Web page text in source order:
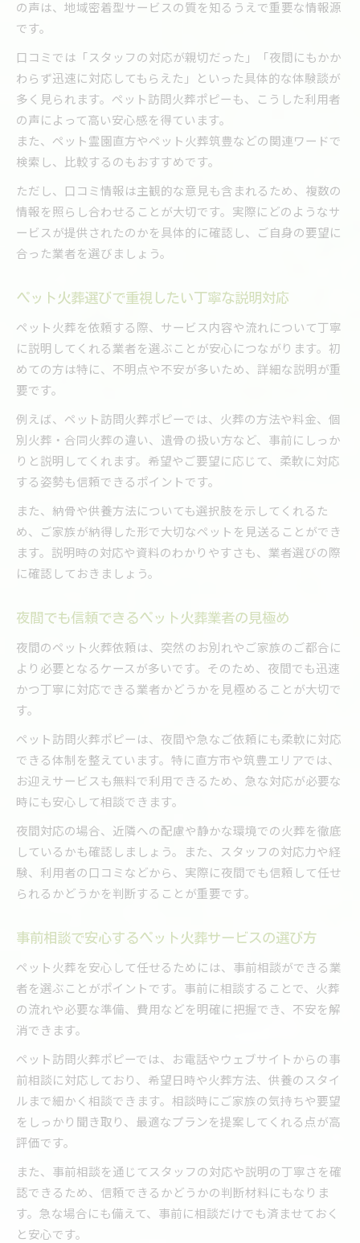
の声は、地域密着型サービスの質を知るうえで重要な情報源
です。
口コミでは「スタッフの対応が親切だった」「夜間にもかか
わらず迅速に対応してもらえた」といった具体的な体験談が
多く見られます。ペット訪問火葬ポピーも、こうした利用者
の声によって高い安心感を得ています。
また、ペット霊園直方やペット火葬筑豊などの関連ワードで
検索し、比較するのもおすすめです。
ただし、口コミ情報は主観的な意見も含まれるため、複数の
情報を照らし合わせることが大切です。実際にどのようなサ
ービスが提供されたのかを具体的に確認し、ご自身の要望に
合った業者を選びましょう。
ペット火葬選びで重視したい丁寧な説明対応
ペット火葬を依頼する際、サービス内容や流れについて丁寧
に説明してくれる業者を選ぶことが安心につながります。初
めての方は特に、不明点や不安が多いため、詳細な説明が重
要です。
例えば、ペット訪問火葬ポピーでは、火葬の方法や料金、個
別火葬・合同火葬の違い、遺骨の扱い方など、事前にしっか
りと説明してくれます。希望やご要望に応じて、柔軟に対応
する姿勢も信頼できるポイントです。
また、納骨や供養方法についても選択肢を示してくれるた
め、ご家族が納得した形で大切なペットを見送ることができ
ます。説明時の対応や資料のわかりやすさも、業者選びの際
に確認しておきましょう。
夜間でも信頼できるペット火葬業者の見極め
夜間のペット火葬依頼は、突然のお別れやご家族のご都合に
より必要となるケースが多いです。そのため、夜間でも迅速
かつ丁寧に対応できる業者かどうかを見極めることが大切で
す。
ペット訪問火葬ポピーは、夜間や急なご依頼にも柔軟に対応
できる体制を整えています。特に直方市や筑豊エリアでは、
お迎えサービスも無料で利用できるため、急な対応が必要な
時にも安心して相談できます。
夜間対応の場合、近隣への配慮や静かな環境での火葬を徹底
しているかも確認しましょう。また、スタッフの対応力や経
験、利用者の口コミなどから、実際に夜間でも信頼して任せ
られるかどうかを判断することが重要です。
事前相談で安心するペット火葬サービスの選び方
ペット火葬を安心して任せるためには、事前相談ができる業
者を選ぶことがポイントです。事前に相談することで、火葬
の流れや必要な準備、費用などを明確に把握でき、不安を解
消できます。
ペット訪問火葬ポピーでは、お電話やウェブサイトからの事
前相談に対応しており、希望日時や火葬方法、供養のスタイ
ルまで細かく相談できます。相談時にご家族の気持ちや要望
をしっかり聞き取り、最適なプランを提案してくれる点が高
評価です。
また、事前相談を通じてスタッフの対応や説明の丁寧さを確
認できるため、信頼できるかどうかの判断材料にもなりま
す。急な場合にも備えて、事前に相談だけでも済ませておく
と安心です。